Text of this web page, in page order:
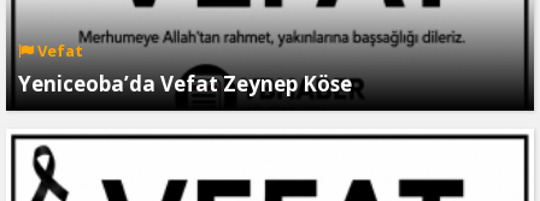
Vefat
Yeniceoba’da Vefat Zeynep Köse